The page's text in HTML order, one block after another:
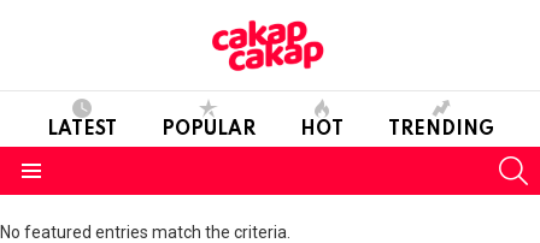
LATEST POPULAR HOT TRENDING
No featured entries match the criteria.